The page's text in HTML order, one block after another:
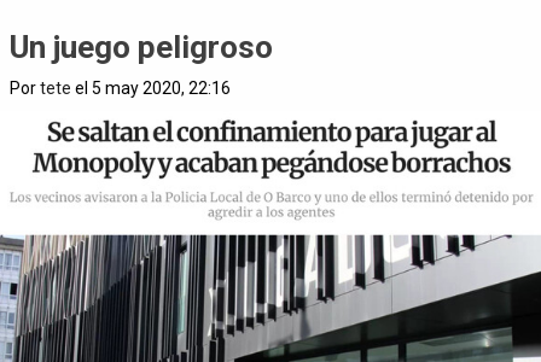
Un juego peligroso
Portete el 5 may 2020, 22:16